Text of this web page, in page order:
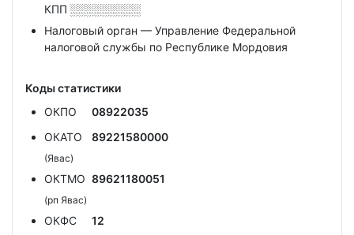
КПП ░░░░░░░░░
Налоговый орган — Управление Федеральной
налоговой службы по Республике Мордовия
Коды статистики
ОКПО
08922035
ОКАТО
89221580000
(Явас)
ОКТМО 89621180051
(рп Явас)
ОКФС 12